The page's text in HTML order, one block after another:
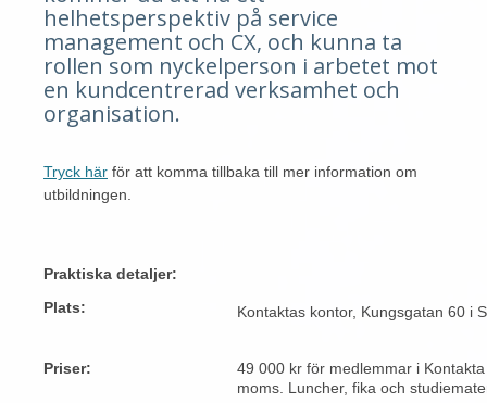
helhetsperspektiv på service
management och CX, och kunna ta
rollen som nyckelperson i arbetet mot
en kundcentrerad verksamhet och
organisation.
Tryck här för att komma tillbaka till mer information om
utbildningen.
Praktiska detaljer:
Plats:
Kontaktas kontor, Kungsgatan 60 i
Priser:
49 000 kr för medlemmar i
moms. Luncher, fika och